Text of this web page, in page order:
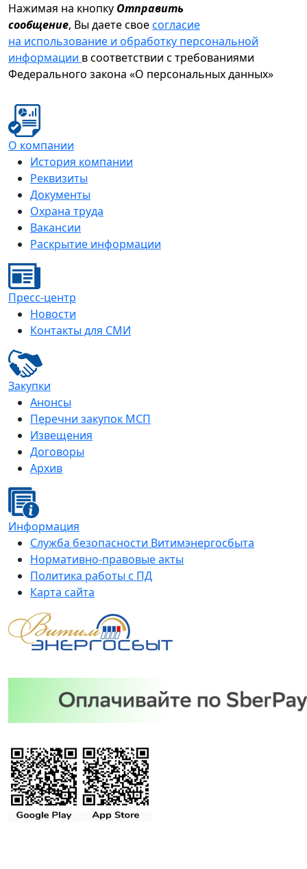
Нажимая на кнопку Отправить
сообщение, Вы даете своесогласие
на использование и обработку персональной
информации в соответствии с требованиями
Федерального закона «О персональных данных»
О компании
История компании
Реквизиты
Документы
Охрана труда
Вакансии
Раскрытие информации
Пресс-центр
Новости
Контакты для СМИ
Закупки
Анонсы
Перечни закупок МСП
Извещения
Договоры
Архив
Информация
Служба безопасности Витимэнергосбыта
Нормативно-правовые акты
Политика работы с ПД
Карта сайта